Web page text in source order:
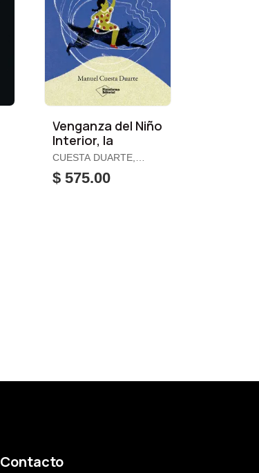
Venganza del Niño
Interior, la
CUESTA DUARTE,
MANUEL
$ 575.00
Contacto